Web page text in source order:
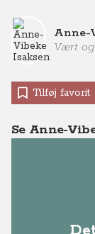
Anne-
Vært
Tilføj favorit
Se Anne-